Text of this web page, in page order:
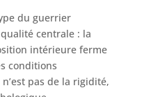
du guerrier
centrale : la
intérieure ferme
conditions
pas de la rigidité,